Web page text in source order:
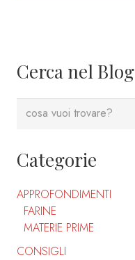
Cerca nel Blog
Categorie
APPROFONDIMENTI
FARINE
MATERIE PRIME
CONSIGLI